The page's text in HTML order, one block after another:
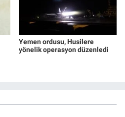
Yemen ordusu, Husilere
yönelik operasyon düzenledi